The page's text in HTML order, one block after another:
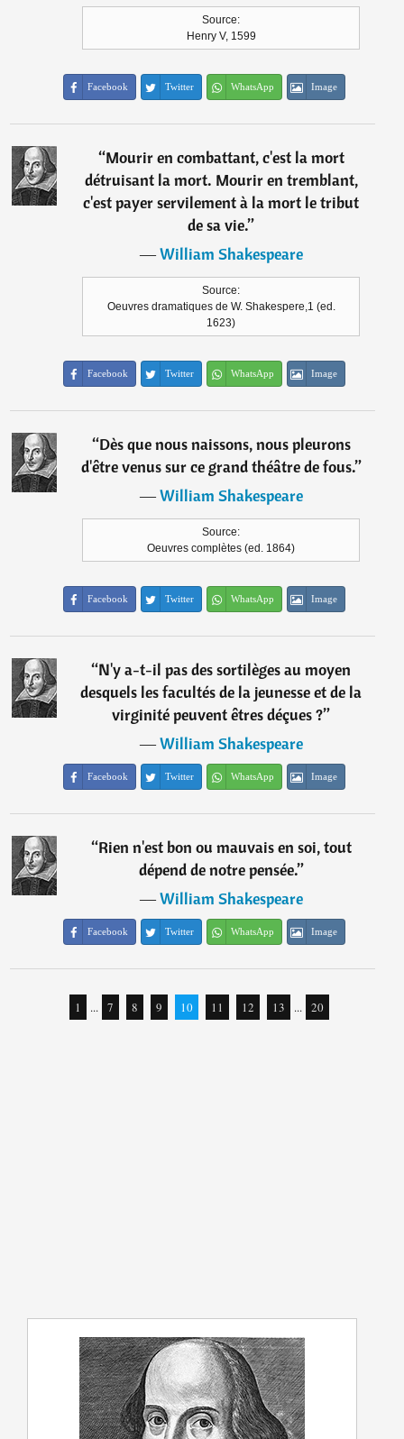
Source:
Henry V, 1599
Facebook Twitter WhatsApp Image
“Mourir en combattant, c'est la mort
détruisant la mort. Mourir en tremblant,
c'est payer servilement à la mort le tribut
de sa vie.”
―William Shakespeare
Source:
Oeuvres dramatiques de W. Shakespere,1 (ed.
1623)
Facebook Twitter WhatsApp Image
“Dès que nous naissons, nous pleurons
d'être venus sur ce grand théâtre de fous.”
―William Shakespeare
Source:
Oeuvres complètes (ed. 1864)
Facebook Twitter WhatsApp Image
“N'y a-t-il pas des sortilèges au moyen
desquels les facultés de la jeunesse et de la
virginité peuvent êtres déçues ?”
―William Shakespeare
Facebook Twitter WhatsApp Image
“Rien n'est bon ou mauvais en soi, tout
dépend de notre pensée.”
―William Shakespeare
Facebook Twitter WhatsApp Image
1 ... 7 8 9 10 11 12 13 ... 20